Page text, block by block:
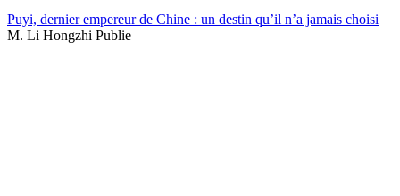
Puyi, dernier empereur de Chine : un destin qu’il n’a jamais choisi
M. Li Hongzhi Publie